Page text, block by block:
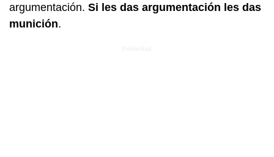
argumentación. Si les das argumentación les das
munición.